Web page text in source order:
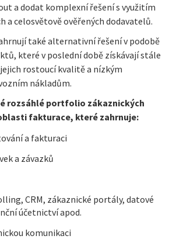
a dodat komplexní řešení s využitím
a celosvětově ověřených dodavatelů.
také alternativní řešení v podobě
které v poslední době získávají stále
rostoucí kvalitě a nízkým
nákladům.
rozsáhlé portfolio zákaznických
fakturace, které zahrnuje:
a fakturaci
a závazků
CRM, zákaznické portály, datové
účetnictví apod.
komunikaci